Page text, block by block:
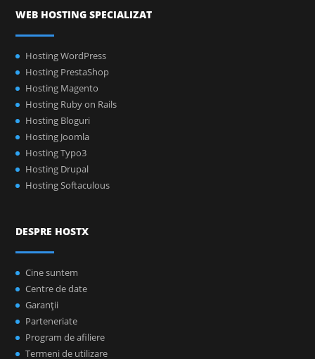
WEB HOSTING SPECIALIZAT
Hosting WordPress
Hosting PrestaShop
Hosting Magento
Hosting Ruby on Rails
Hosting Bloguri
Hosting Joomla
Hosting Typo3
Hosting Drupal
Hosting Softaculous
DESPRE HOSTX
Cine suntem
Centre de date
Garanţii
Parteneriate
Program de afiliere
Termeni de utilizare